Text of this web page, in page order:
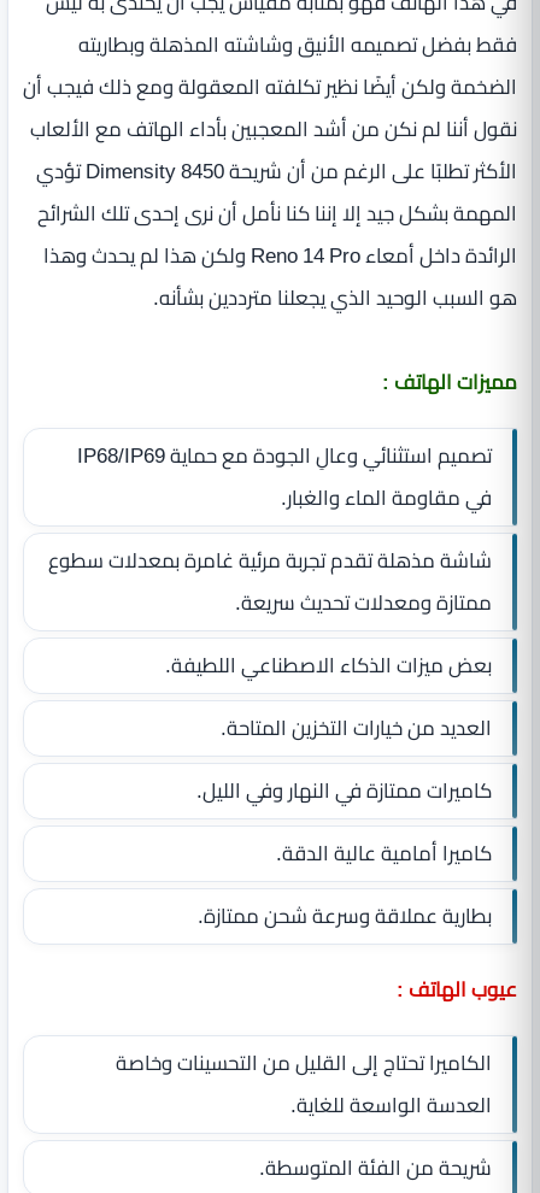
فقط بفضل تصميمه الأنيق وشاشته المذهلة وبطاريته
الضخمة ولكن أيضًا نظير تكلفته المعقولة ومع ذلك فيجب أن
نقول أننا لم نكن من أشد المعجبين بأداء الهاتف مع الألعاب
الأكثر تطلبًا على الرغم من أن شريحة Dimensity 8450 تؤدي
المهمة بشكل جيد إلا إننا كنا نأمل أن نرى إحدى تلك الشرائح
الرائدة داخل أمعاء Reno 14 Pro ولكن هذا لم يحدث وهذا
هو السبب الوحيد الذي يجعلنا مترددين بشأنه.
مميزات الهاتف :
تصميم استثنائي وعالِ الجودة مع حماية IP68/IP69
في مقاومة الماء والغبار.
شاشة مذهلة تقدم تجربة مرئية غامرة بمعدلات سطوع
ممتازة ومعدلات تحديث سريعة.
بعض ميزات الذكاء الاصطناعي اللطيفة.
العديد من خيارات التخزين المتاحة.
كاميرات ممتازة في النهار وفي الليل.
كاميرا أمامية عالية الدقة.
بطارية عملاقة وسرعة شحن ممتازة.
عيوب الهاتف :
الكاميرا تحتاج إلى القليل من التحسينات وخاصة
العدسة الواسعة للغاية.
شريحة من الفئة المتوسطة.